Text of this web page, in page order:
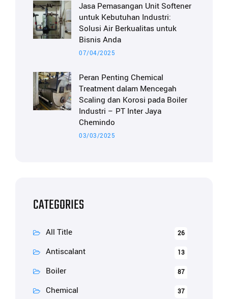
Jasa Pemasangan Unit Softener
untuk Kebutuhan Industri:
Solusi Air Berkualitas untuk
Bisnis Anda
07/04/2025
Peran Penting Chemical
Treatment dalam Mencegah
Scaling dan Korosi pada Boiler
Industri – PT Inter Jaya
Chemindo
03/03/2025
CATEGORIES
All Title 26
Antiscalant 13
Boiler 87
Chemical 37